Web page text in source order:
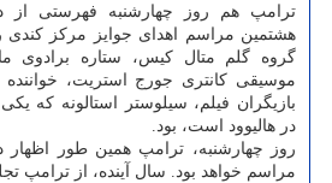
ترامپ هم روز چهارشنبه فهرستی از
هشتمین مراسم اهدای جوایز مرکز کندی
گروه گلم متال کیس، ستاره برادوی
موسیقی کانتری جورج استریت،
بازیگران فیلم، سیلوستر استالونه که
در هالیوود است، بود.
روز چهارشنبه، ترامپ همین طور
مراسم خواهد بود. سال آینده، از ترامپ